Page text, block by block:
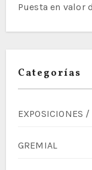
Puesta en valor
Categorías
EXPOSICIONES /
GREMIAL